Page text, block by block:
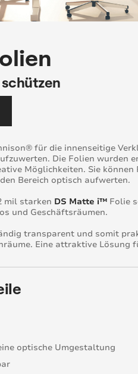
für die innenseitige
Die Folien wurden
Möglichkeiten. Sie
Bereich optisch aufwerten.
mil starken DS Matte i™ Folie
und Geschäftsräumen.
transparent und somit
Eine attraktive Lösung
optische Umgestaltung